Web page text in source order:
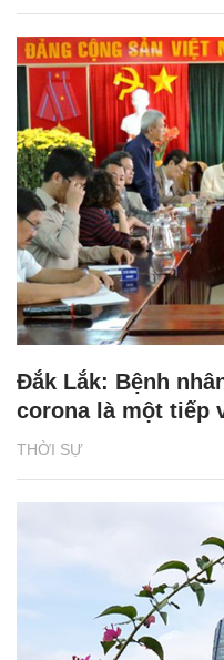
THỜI SỰ
Đắk Lắk: Bệnh
corona là một tiếp